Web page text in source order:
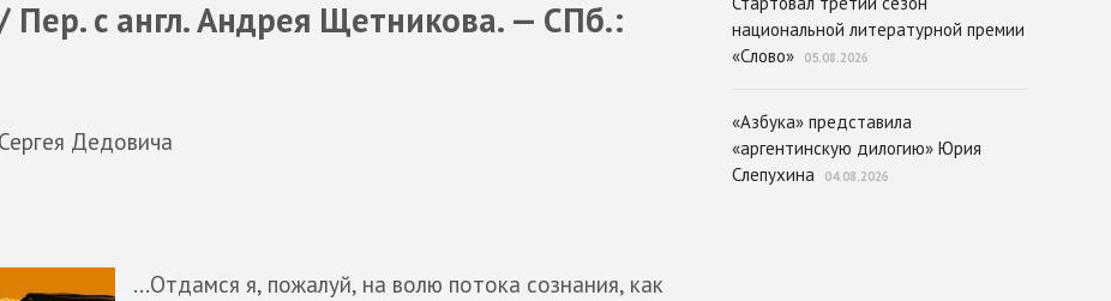
с англ. Андрея Щетникова. — СПб.:
Дедовича
...Отдамся я, пожалуй, на волю потока сознания, как
национальной литературной премии
«Слово»
05.08.2026
«Азбука» представила
«аргентинскую дилогию» Юрия
Слепухина
04.08.2026